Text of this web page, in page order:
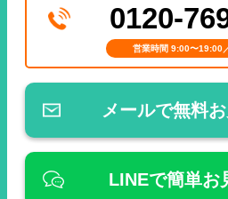
0120-
営業時間 9:00〜19:00
メールで無料
LINEで簡単お